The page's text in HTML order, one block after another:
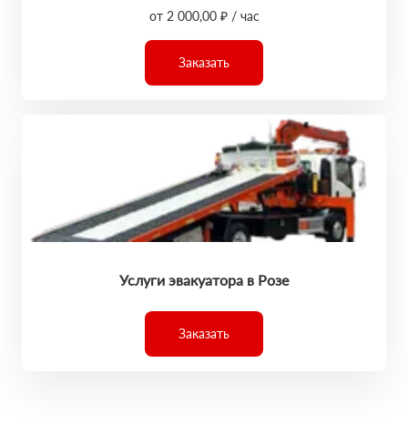
от 2 000,00 ₽ / час
Заказать
Услуги эвакуатора в Розе
Заказать